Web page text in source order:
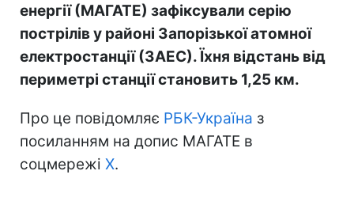
енергії (МАГАТЕ) зафіксували серію
пострілів у районі Запорізької атомної
електростанції (ЗАЕС). Їхня відстань від
периметрі станції становить 1,25 км.
Про це повідомляє РБК-Україна з
посиланням на допис МАГАТЕ в
соцмережі Х.